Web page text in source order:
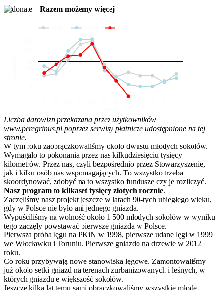
Razem możemy więcej
Liczba darowizn przekazana przez użytkowników
www.peregrinus.pl poprzez serwisy płatnicze udostępnione na tej
stronie.
W tym roku zaobrączkowaliśmy około dwustu młodych sokołów.
Wymagało to pokonania przez nas kilkudziesięciu tysięcy
kilometrów. Przez nas, czyli bezpośrednio przez Stowarzyszenie,
jak i kilku osób nas wspomagających. To wszystko trzeba
skoordynować, zdobyć na to wszystko fundusze czy je rozliczyć.
Nasz program to kilkaset tysięcy złotych rocznie.
Zaczęliśmy nasz projekt jeszcze w latach 90-tych ubiegłego wieku,
gdy w Polsce nie było ani jednego gniazda.
Wypuściliśmy na wolność około 1 500 młodych sokołów w wyniku
tego zaczęły powstawać pierwsze gniazda w Polsce.
Pierwsza próba lęgu na PKiN w 1998, pierwsze udane lęgi w 1999
we Włocławku i Toruniu. Pierwsze gniazdo na drzewie w 2012
roku.
Co roku przybywają nowe stanowiska lęgowe. Zamontowaliśmy
już około setki gniazd na terenach zurbanizowanych i leśnych, w
których gniazduje większość sokołów.
Jeszcze kilka lat temu sami obrączkowaliśmy wszystkie młode